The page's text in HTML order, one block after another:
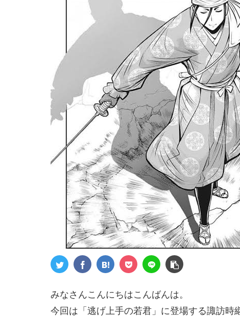
みなさんこんにちはこんばんは。
今回は「逃げ上手の若君」に登場する諏訪時